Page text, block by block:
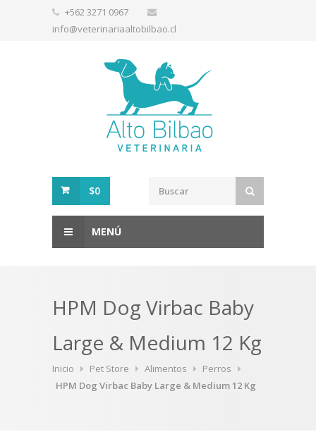
+562 3271 0967
info@veterinariaaltobilbao.cl
$0
MENÚ
HPM Dog Virbac Baby
Large & Medium 12 Kg
Inicio Pet Store Alimentos
Perros
HPM Dog Virbac Baby Large & Medium 12 Kg